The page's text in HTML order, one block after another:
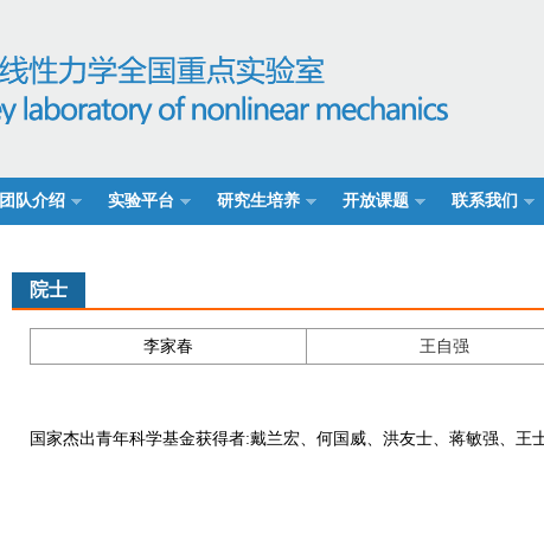
团队介绍 实验平台 研究生培养 开放课题 联系我们
院士
李家春 王自强
国家杰出青年科学基金获得者:戴兰宏、何国威、洪友士、蒋敏强、王